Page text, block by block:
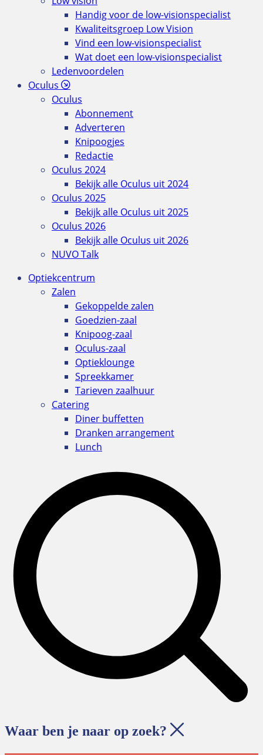
Handig voor de low-visionspecialist
Kwaliteitsgroep Low Vision
Vind een low-visionspecialist
Wat doet een low-visionspecialist
Ledenvoordelen
Oculus
Oculus
Abonnement
Adverteren
Knipoogjes
Redactie
Oculus 2024
Bekijk alle Oculus uit 2024
Oculus 2025
Bekijk alle Oculus uit 2025
Oculus 2026
Bekijk alle Oculus uit 2026
NUVO Talk
Optiekcentrum
Zalen
Gekoppelde zalen
Goedzien-zaal
Knipoog-zaal
Oculus-zaal
Optieklounge
Spreekkamer
Tarieven zaalhuur
Catering
Diner buffetten
Dranken arrangement
Lunch
Waar ben je naar op zoek?